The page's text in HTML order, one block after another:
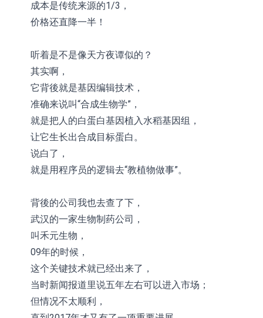
成本是传统来源的1/3，
价格还直降一半！
听着是不是像天方夜谭似的？
其实啊，
它背後就是基因编辑技术，
准确来说叫“合成生物学”，
就是把人的白蛋白基因植入水稻基因组，
让它生长出合成目标蛋白。
说白了，
就是用程序员的逻辑去“教植物做事”。
背後的公司我也去查了下，
武汉的一家生物制药公司，
叫禾元生物，
09年的时候，
这个关键技术就已经出来了，
当时新闻报道里说五年左右可以进入市场；
但情况不太顺利，